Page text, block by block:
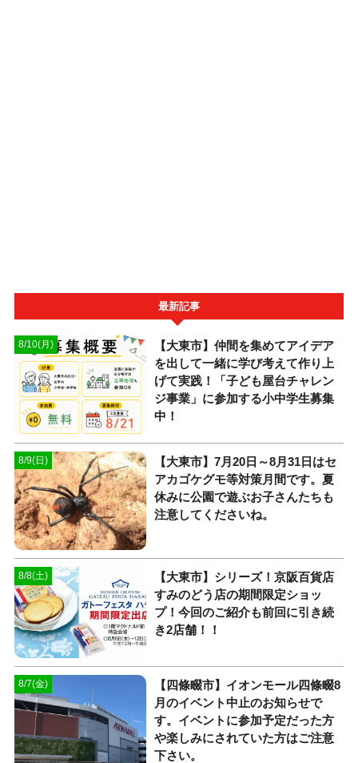
最新記事
8/10(月)
【大東市】仲間を集めてアイデア
を出して一緒に学び考えて作り上
げて実践！「子ども屋台チャレン
ジ事業」に参加する小中学生募集
中！
8/9(日)
【大東市】7月20日～8月31日はセ
アカゴケグモ等対策月間です。夏
休みに公園で遊ぶお子さんたちも
注意してくださいね。
8/8(土)
【大東市】シリーズ！京阪百貨店
すみのどう店の期間限定ショッ
プ！今回のご紹介も前回に引き続
き2店舗！！
8/7(金)
【四條畷市】イオンモール四條畷8
月のイベント中止のお知らせで
す。イベントに参加予定だった方
や楽しみにされていた方はご注意
下さい。